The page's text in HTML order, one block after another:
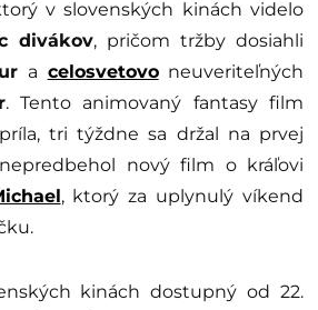
v slovenských kinách videlo
divákov, pričom tržby dosiahli
a celosvetovoneuveriteľných
. Tento animovaný fantasy film
tri týždne sa držal na prvej
nový film o kráľovi
, ktorý za uplynulý víkend
kinách dostupný od 22.